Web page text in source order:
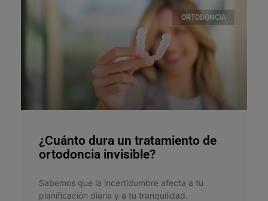
ORTODONCIA
¿Cuánto dura un tratamiento de
ortodoncia invisible?
Sabemos que la incertidumbre afecta a tu
planificación diaria y a tu tranquilidad.